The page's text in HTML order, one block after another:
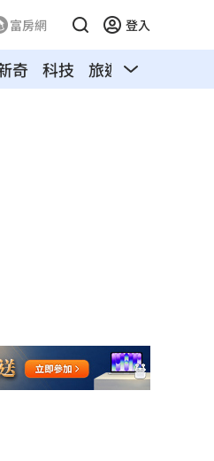
富房網 登入
奇 科技 旅遊 汽車